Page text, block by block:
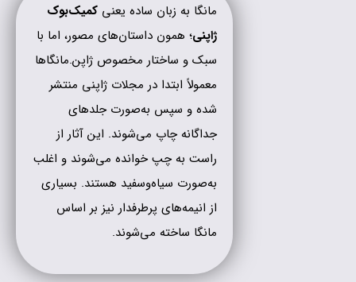
مانگا به زبان ساده یعنی کمیک‌بوک
ژاپنی؛ همون داستان‌های مصور، اما با
سبک و ساختار مخصوص ژاپن.مانگاها
معمولاً ابتدا در مجلات ژاپنی منتشر
شده و سپس به‌صورت جلدهای
جداگانه چاپ می‌شوند. این آثار از
راست به چپ خوانده می‌شوند و اغلب
به‌صورت سیاه‌وسفید هستند. بسیاری
از انیمه‌های پرطرفدار نیز بر اساس
مانگا ساخته می‌شوند.